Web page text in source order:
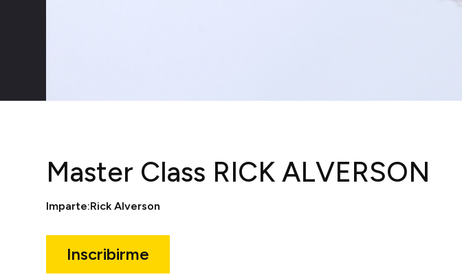
Master Class RICK ALVERSON
Imparte:Rick Alverson
Inscribirme